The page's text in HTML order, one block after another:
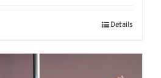
Details